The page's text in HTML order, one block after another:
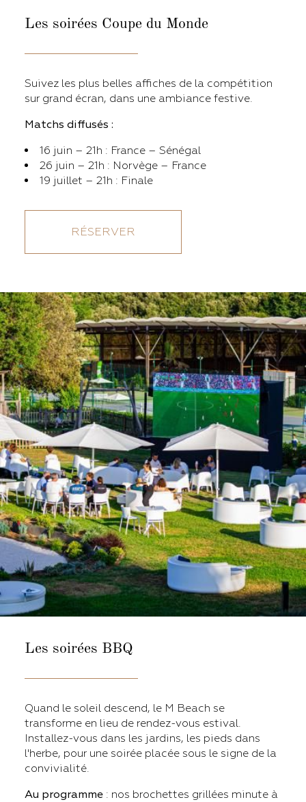
Les soirées Coupe du Monde
Suivez les plus belles affiches de la compétition
sur grand écran, dans une ambiance festive.
Matchs diffusés :
16 juin – 21h : France – Sénégal
26 juin – 21h : Norvège – France
19 juillet – 21h : Finale
RÉSERVER
Les soirées BBQ
Quand le soleil descend, le M Beach se
transforme en lieu de rendez-vous estival.
Installez-vous dans les jardins, les pieds dans
l'herbe, pour une soirée placée sous le signe de la
convivialité.
Au programme : nos brochettes grillées minute à